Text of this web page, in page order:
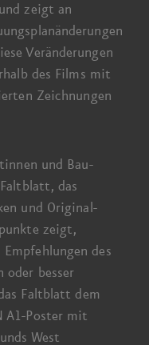
zeigt an
Veränderungen
des Films mit
Zeichnungen
und Bau­
das
und Original­
zeigt,
des
oder besser
Faltblatt dem
A1-Poster mit
West